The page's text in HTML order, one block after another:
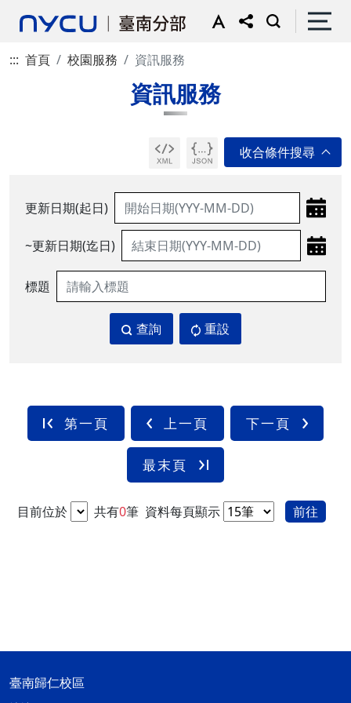
::: 首頁 校園服務 資訊服務
資訊服務
更新日期(起日)
~更新日期(迄日)
標題
查詢 重設
第一頁 上一頁 下一頁
最末頁
目前位於 共有0筆 資料每頁顯示 前往
臺南歸仁校區